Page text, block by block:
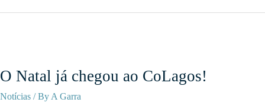
em
janeiro
de
O Natal já chegou ao CoLagos!
Notícias / By A Garra